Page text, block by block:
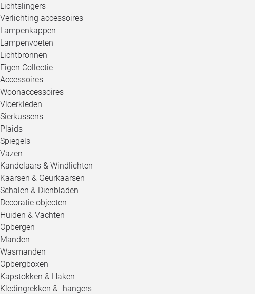
Lichtslingers
Verlichting accessoires
Lampenkappen
Lampenvoeten
Lichtbronnen
Eigen Collectie
Accessoires
Woonaccessoires
Vloerkleden
Sierkussens
Plaids
Spiegels
Vazen
Kandelaars & Windlichten
Kaarsen & Geurkaarsen
Schalen & Dienbladen
Decoratie objecten
Huiden & Vachten
Opbergen
Manden
Wasmanden
Opbergboxen
Kapstokken & Haken
Kledingrekken & -hangers